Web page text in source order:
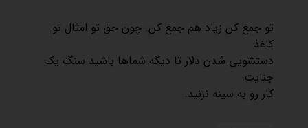
تو جمع کن زیاد هم جمع کن. چون حق تو امثال تو
کاغذ
دستشویی شدن دلار تا دیگه شماها باشید سنگ یک
جنایت
کار رو به سینه نزنید.